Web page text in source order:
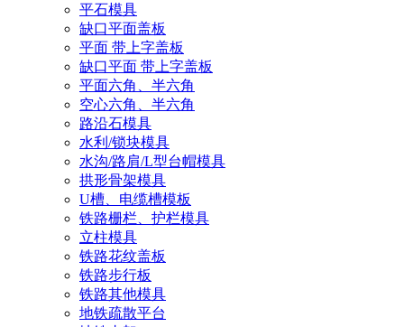
平石模具
缺口平面盖板
平面 带上字盖板
缺口平面 带上字盖板
平面六角、半六角
空心六角、半六角
路沿石模具
水利/锁块模具
水沟/路肩/L型台帽模具
拱形骨架模具
U槽、电缆槽模板
铁路栅栏、护栏模具
立柱模具
铁路花纹盖板
铁路步行板
铁路其他模具
地铁疏散平台